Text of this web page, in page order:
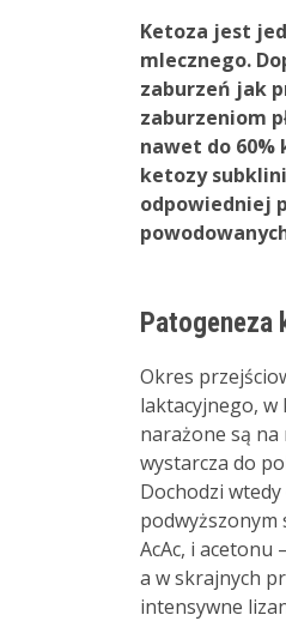
Ketoza jest
mlecznego.
zaburzeń jak
zaburzeniom
nawet do 60%
ketozy
odpowiedniej
Patogeneza
Okres
laktacyjnego, w
narażone są
wystarcza do
Dochodzi
podwyższonym
AcAc, i acetonu
a w skrajnych
intensywne